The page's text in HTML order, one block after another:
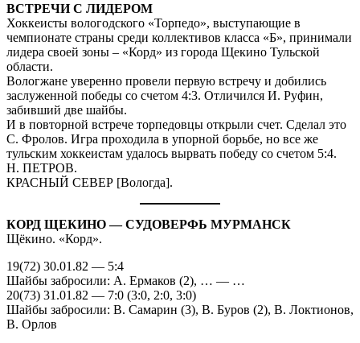
ВСТРЕЧИ С ЛИДЕРОМ
Хоккеисты вологодского «Торпедо», выступающие в
чемпионате страны среди коллективов класса «Б», принимали
лидера своей зоны – «Корд» из города Щекино Тульской
области.
Вологжане уверенно провели первую встречу и добились
заслуженной победы со счетом 4:3. Отличился И. Руфин,
забивший две шайбы.
И в повторной встрече торпедовцы открыли счет. Сделал это
С. Фролов. Игра проходила в упорной борьбе, но все же
тульским хоккеистам удалось вырвать победу со счетом 5:4.
Н. ПЕТРОВ.
КРАСНЫЙ СЕВЕР [Вологда].
КОРД ЩЕКИНО — СУДОВЕРФЬ МУРМАНСК
Щёкино. «Корд».
19(72) 30.01.82 — 5:4
Шайбы забросили: А. Ермаков (2), … — …
20(73) 31.01.82 — 7:0 (3:0, 2:0, 3:0)
Шайбы забросили: В. Самарин (3), В. Буров (2), В. Локтионов,
В. Орлов